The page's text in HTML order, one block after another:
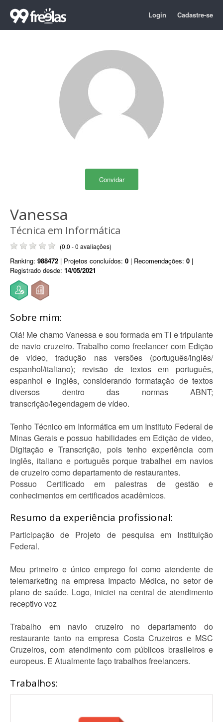
Login Cadastre-se
Convidar
Vanessa
Técnica em Informática
(0.0 - 0 avaliações)
Ranking: 988472 | Projetos concluídos: 0 | Recomendações: 0 |
Registrado desde: 14/05/2021
Sobre mim:
Olá! Me chamo Vanessa e sou formada em TI e tripulante
de navio cruzeiro. Trabalho como freelancer com Edição
de video, tradução nas versões (português/inglês/
espanhol/italiano); revisão de textos em português,
espanhol e inglês, considerando formatação de textos
diversos dentro das normas ABNT;
transcrição/legendagem de vídeo.
Tenho Técnico em Informática em um Instituto Federal de
Minas Gerais e possuo habilidades em Edição de video,
Digitação e Transcrição, pois tenho experiência com
inglês, italiano e português porque trabalhei em navios
de cruzeiro como departamento de restaurantes.
Possuo Certificado em palestras de gestão e
conhecimentos em certificados acadêmicos.
Resumo da experiência profissional:
Participação de Projeto de pesquisa em Instituição
Federal.
Meu primeiro e único emprego foi como atendente de
telemarketing na empresa Impacto Médica, no setor de
plano de saúde. Logo, iniciei na central de atendimento
receptivo voz
Trabalho em navio cruzeiro no departamento do
restaurante tanto na empresa Costa Cruzeiros e MSC
Cruzeiros, com atendimento com públicos brasileiros e
europeus. E Atualmente faço trabalhos freelancers.
Trabalhos: